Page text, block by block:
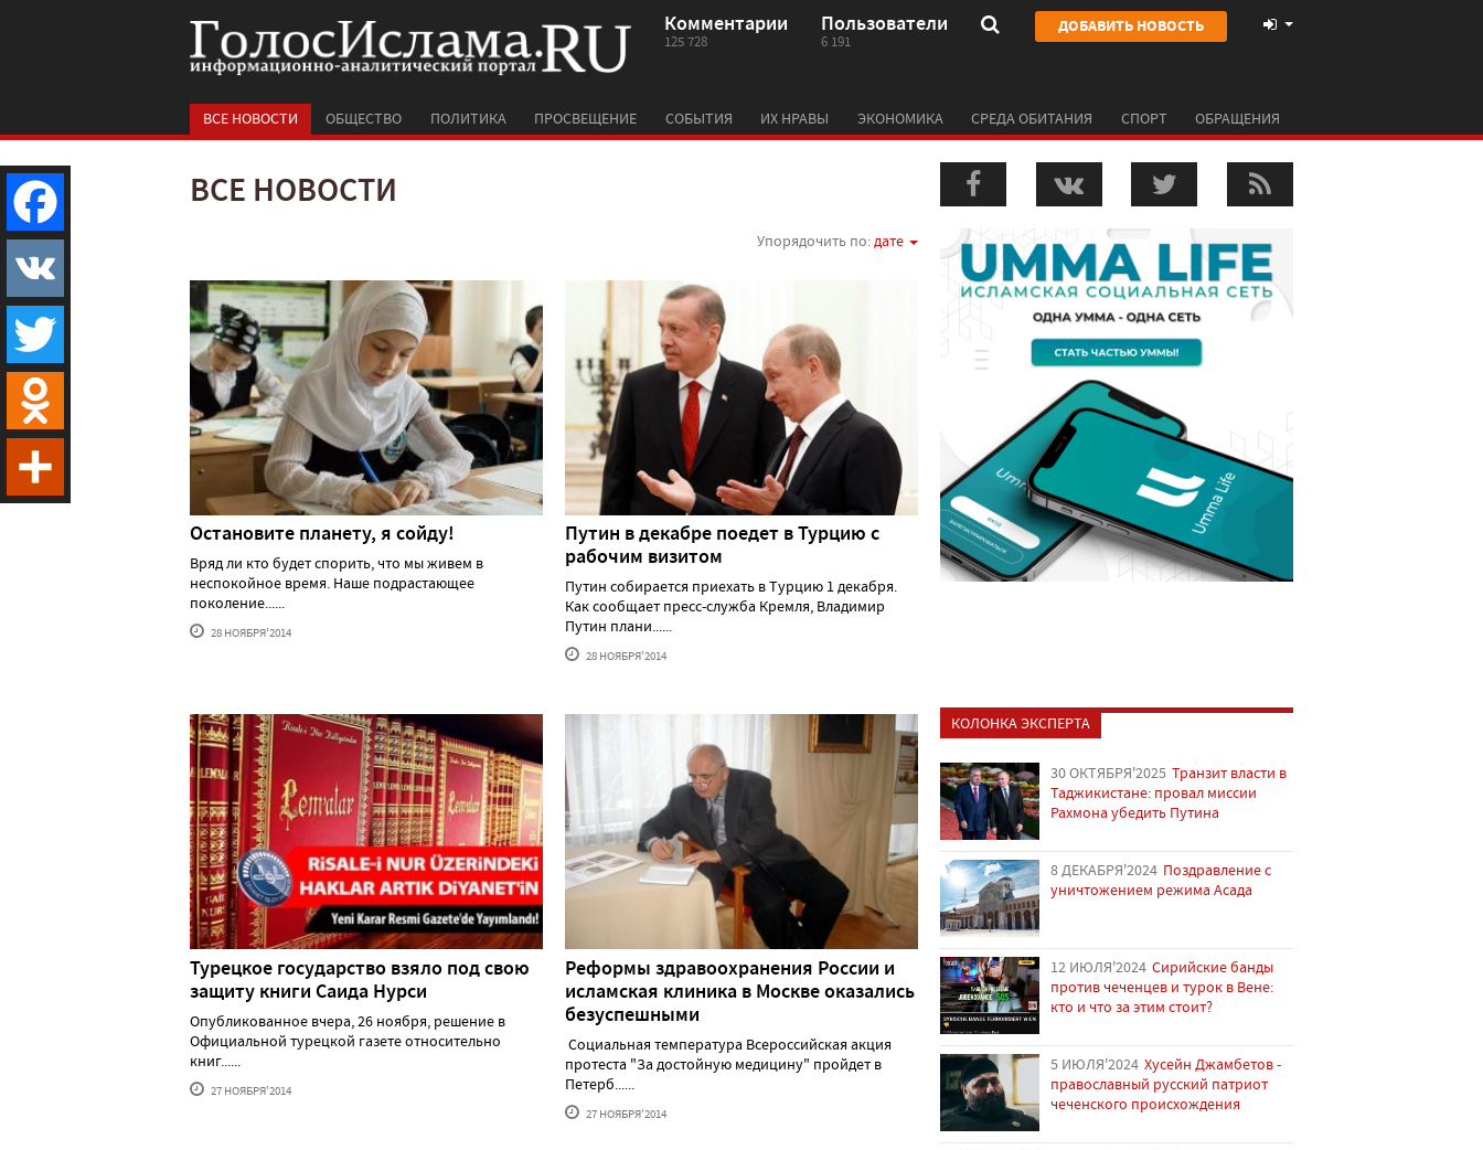
Комментарии
125 728
Пользователи
6 191
ДОБАВИТЬ НОВОСТЬ
ВСЕ НОВОСТИ ОБЩЕСТВО ПОЛИТИКА ПРОСВЕЩЕНИЕ СОБЫТИЯ ИХ НРАВЫ ЭКОНОМИКА СРЕДА ОБИТАНИЯ СПОРТ ОБРАЩЕНИЯ
ВСЕ НОВОСТИ
Упорядочить по:дате
Остановите планету, я сойду!
Вряд ли кто будет спорить, что мы живем в
неспокойное время. Наше подрастающее
поколение......
28 НОЯБРЯ'2014
Путин в декабре поедет в Турцию с
рабочим визитом
Путин собирается приехать в Турцию 1 декабря.
Как сообщает пресс-служба Кремля, Владимир
Путин плани......
28 НОЯБРЯ'2014
Турецкое государство взяло под свою
защиту книги Саида Нурси
Опубликованное вчера, 26 ноября, решение в
Официальной турецкой газете относительно
книг......
27 НОЯБРЯ'2014
Реформы здравоохранения России и
исламская клиника в Москве оказались
безуспешными
Социальная температура Всероссийская акция
протеста "За достойную медицину" пройдет в
Петерб......
27 НОЯБРЯ'2014
КОЛОНКА ЭКСПЕРТА
30 ОКТЯБРЯ'2025 Транзит власти в
Таджикистане: провал миссии
Рахмона убедить Путина
8 ДЕКАБРЯ'2024 Поздравление с
уничтожением режима Асада
12 ИЮЛЯ'2024 Сирийские банды
против чеченцев и турок в Вене:
кто и что за этим стоит?
5 ИЮЛЯ'2024 Хусейн Джамбетов -
православный русский патриот
чеченского происхождения
Facebook
VK
Twitter
Odnoklassniki